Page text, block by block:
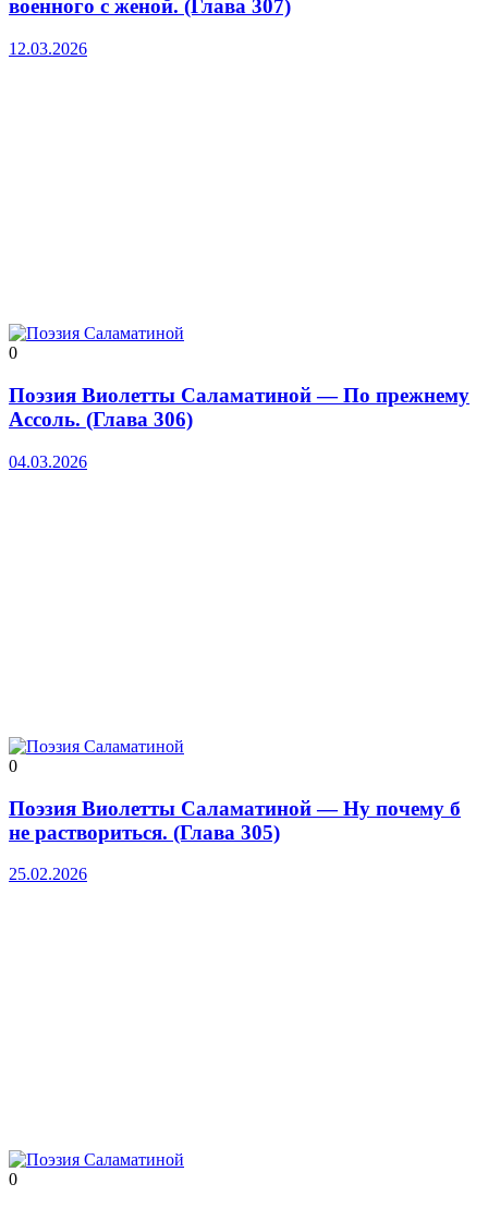
военного с женой. (Глава 307)
12.03.2026
0
Поэзия Виолетты Саламатиной — По прежнему
Ассоль. (Глава 306)
04.03.2026
0
Поэзия Виолетты Саламатиной — Ну почему б
не раствориться. (Глава 305)
25.02.2026
0